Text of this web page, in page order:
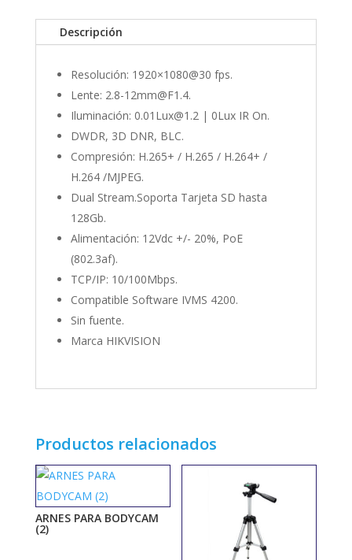
Descripción
Resolución: 1920×1080@30 fps.
Lente: 2.8-12mm@F1.4.
Iluminación: 0.01Lux@1.2 | 0Lux IR On.
DWDR, 3D DNR, BLC.
Compresión: H.265+ / H.265 / H.264+ /
H.264 /MJPEG.
Dual Stream.Soporta Tarjeta SD hasta
128Gb.
Alimentación: 12Vdc +/- 20%, PoE
(802.3af).
TCP/IP: 10/100Mbps.
Compatible Software IVMS 4200.
Sin fuente.
Marca HIKVISION
Productos relacionados
ARNES PARA BODYCAM
(2)